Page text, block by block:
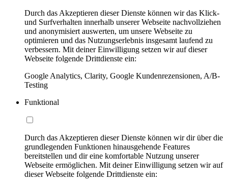
Durch das Akzeptieren dieser Dienste können wir das Klick-
und Surfverhalten innerhalb unserer Webseite nachvollziehen
und anonymisiert auswerten, um unsere Webseite zu
optimieren und das Nutzungserlebnis insgesamt laufend zu
verbessern. Mit deiner Einwilligung setzen wir auf dieser
Webseite folgende Drittdienste ein:
Google Analytics, Clarity, Google Kundenrezensionen, A/B-
Testing
Funktional
Durch das Akzeptieren dieser Dienste können wir dir über die
grundlegenden Funktionen hinausgehende Features
bereitstellen und dir eine komfortable Nutzung unserer
Webseite ermöglichen. Mit deiner Einwilligung setzen wir auf
dieser Webseite folgende Drittdienste ein: